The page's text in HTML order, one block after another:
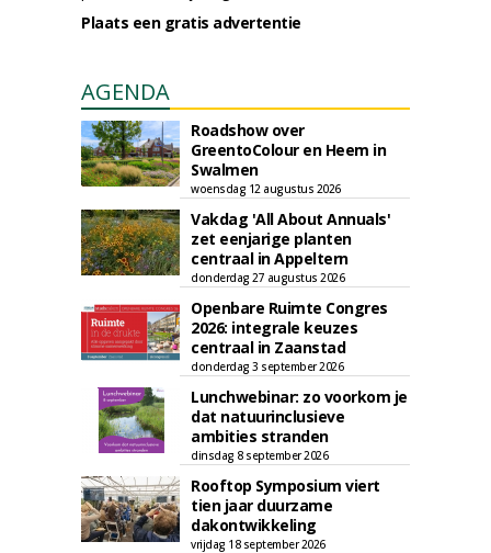
Plaats een gratis advertentie
AGENDA
Roadshow over
GreentoColour en Heem in
Swalmen
woensdag 12 augustus 2026
Vakdag 'All About Annuals'
zet eenjarige planten
centraal in Appeltern
donderdag 27 augustus 2026
Openbare Ruimte Congres
2026: integrale keuzes
centraal in Zaanstad
donderdag 3 september 2026
Lunchwebinar: zo voorkom je
dat natuurinclusieve
ambities stranden
dinsdag 8 september 2026
Rooftop Symposium viert
tien jaar duurzame
dakontwikkeling
vrijdag 18 september 2026